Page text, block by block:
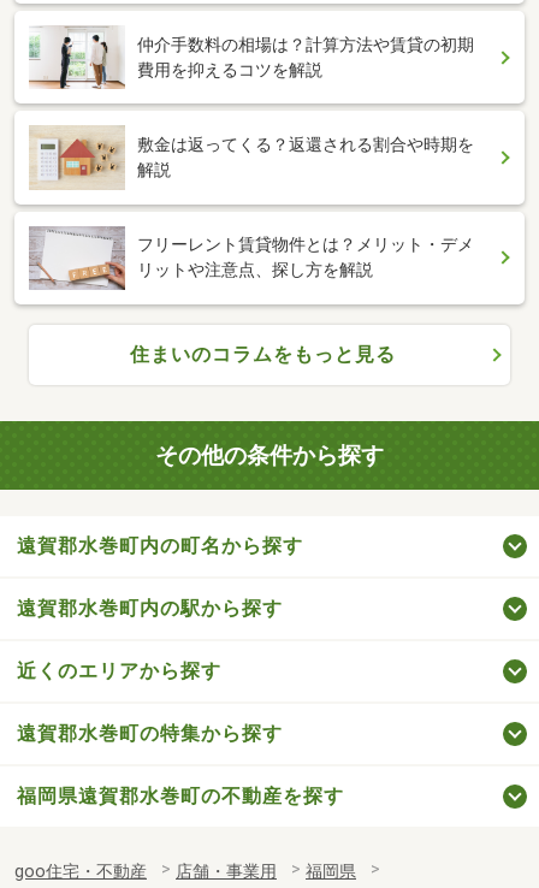
仲介手数料の相場は？計算方法や賃貸の初期
費用を抑えるコツを解説
敷金は返ってくる？返還される割合や時期を
解説
フリーレント賃貸物件とは？メリット・デメ
リットや注意点、探し方を解説
住まいのコラムをもっと見る
その他の条件から探す
遠賀郡水巻町内の町名から探す
遠賀郡水巻町内の駅から探す
近くのエリアから探す
遠賀郡水巻町の特集から探す
福岡県遠賀郡水巻町の不動産を探す
goo住宅・不動産 店舗・事業用
福岡県